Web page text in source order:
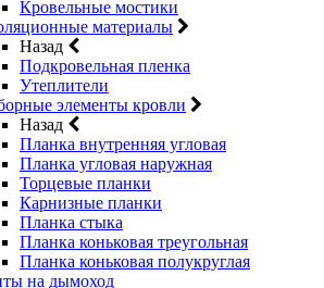
Кровельные мостики
материалы
Назад
Подкровельная пленка
Утеплители
элементы кровли
Назад
Планка внутренняя угловая
Планка угловая наружная
Торцевые планки
Карнизные планки
Планка стыка
Планка коньковая треугольная
Планка коньковая полукруглая
на дымоход